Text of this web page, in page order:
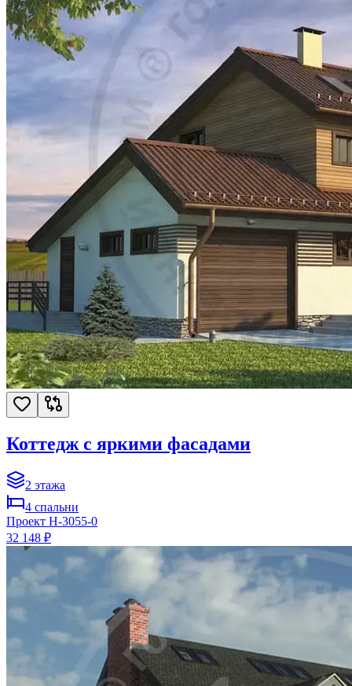
Коттедж с яркими фасадами
2 этажа
4 спальни
Проект H-3055-0
32 148 ₽